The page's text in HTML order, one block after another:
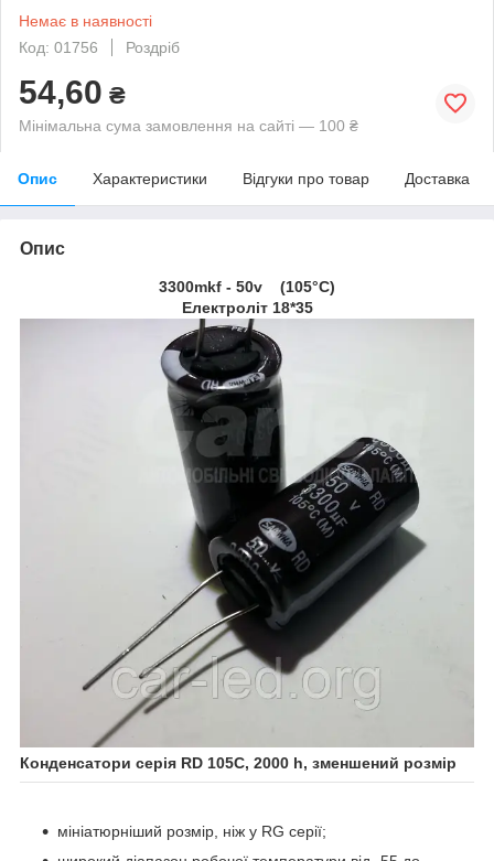
Немає в наявності
Код: 01756
Роздріб
54,60 ₴
Мінімальна сума замовлення на сайті — 100 ₴
Опис Характеристики Відгуки про товар Доставка
Опис
3300mkf - 50v (105°C)
Електроліт 18*35
Конденсатори серія RD 105C, 2000 h, зменшений розмір
мініатюрніший розмір, ніж у RG серії;